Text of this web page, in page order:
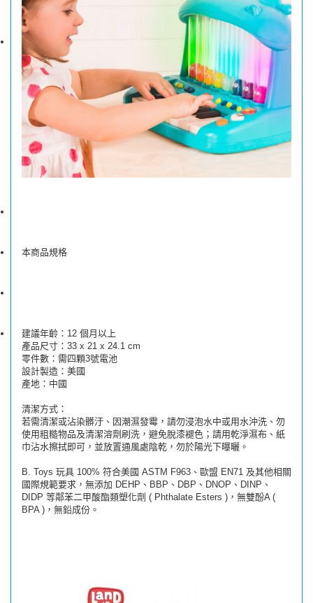
本商品規格
建議年齡：12 個月以上
產品尺寸：33 x 21 x 24.1 cm
零件數：需四顆3號電池
設計製造：美國
產地：中國
清潔方式：
若需清潔或沾染髒汙、因潮濕發霉，請勿浸泡水中或用水沖洗、勿
使用粗糙物品及清潔溶劑刷洗，避免脫漆褪色；請用乾淨濕布、紙
巾沾水擦拭即可，並放置通風處陰乾，勿於陽光下曝曬。
B. Toys 玩具 100% 符合美國 ASTM F963、歐盟 EN71 及其他相關
國際規範要求，無添加 DEHP、BBP、DBP、DNOP、DINP、
DIDP 等鄰苯二甲酸酯類塑化劑 ( Phthalate Esters )，無雙酚A (
BPA )，無鉛成份。